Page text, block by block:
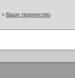
> Ваше творчество